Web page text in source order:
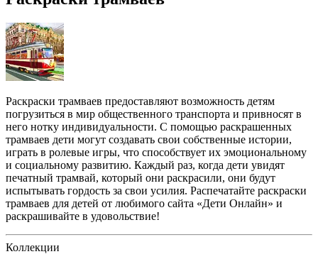
Раскраски трамваев предоставляют возможность детям
погрузиться в мир общественного транспорта и привносят в
него нотку индивидуальности. С помощью раскрашенных
трамваев дети могут создавать свои собственные истории,
играть в ролевые игры, что способствует их эмоциональному
и социальному развитию. Каждый раз, когда дети увидят
печатный трамвай, который они раскрасили, они будут
испытывать гордость за свои усилия. Распечатайте раскраски
трамваев для детей от любимого сайта «Дети Онлайн» и
раскрашивайте в удовольствие!
Коллекции